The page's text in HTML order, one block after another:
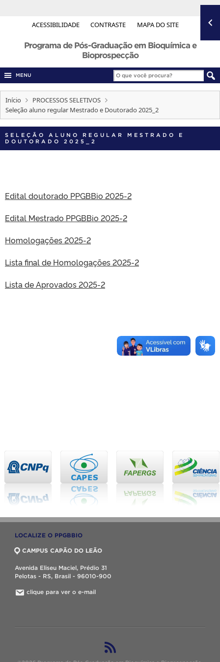
ACESSIBILIDADE CONTRASTE MAPA DO SITE
Programa de Pós-Graduação em Bioquímica e
Bioprospecção
MENU
Início
PROCESSOS SELETIVOS
Seleção aluno regular Mestrado e Doutorado 2025_2
SELEÇÃO ALUNO REGULAR MESTRADO E
DOUTORADO 2025_2
Edital doutorado PPGBBio 2025-2
Edital Mestrado PPGBBio 2025-2
Homologações 2025-2
Lista final de Homologações 2025-2
Lista de Aprovados 2025-2
LOCALIZE O PPGBBIO
CAMPUS CAPÃO DO LEÃO
Avenida Eliseu Maciel, Prédio 31
Pelotas - RS, Brasil - 96010-900
clique para ver o e-mail